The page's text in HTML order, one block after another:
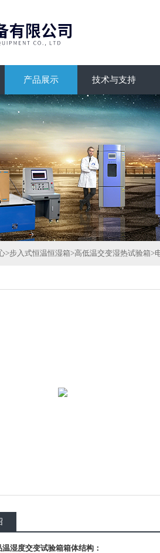
产品展示 技术与支持
>步入式恒温恒湿箱>高低温交变湿热试验箱>
温湿度交变试验箱箱体结构：